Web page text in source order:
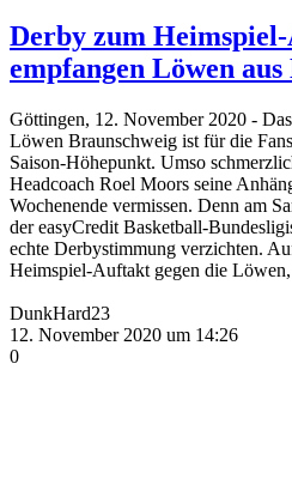
Derby zum
empfangen Löwen
Göttingen, 12. November 2020 -
Löwen Braunschweig ist für die
Saison-Höhepunkt. Umso
Headcoach Roel Moors seine
Wochenende vermissen. Denn am
der easyCredit Basketball-
echte Derbystimmung verzichten.
Heimspiel-Auftakt gegen die
DunkHard23
12. November 2020 um 14:26
0